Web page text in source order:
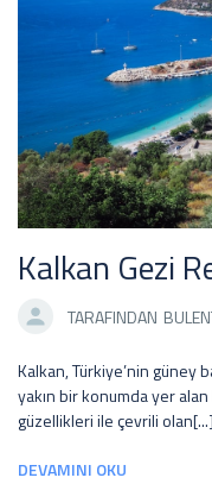
Kalkan Gezi
TARAFINDAN
Kalkan, Türkiye’nin güney
yakın bir konumda yer
güzellikleri ile çevrili olan[...]
DEVAMINI OKU